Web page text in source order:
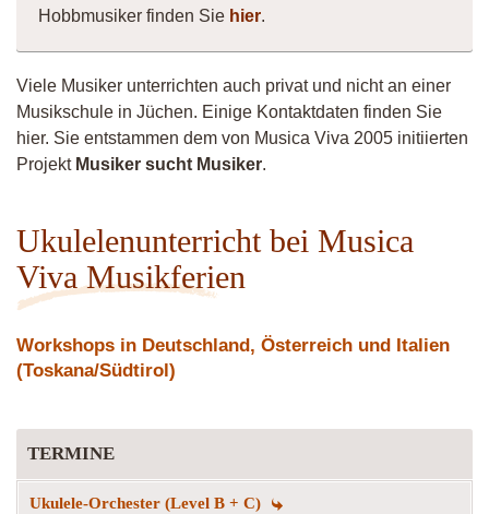
Hobbmusiker finden Sie hier.
Viele Musiker unterrichten auch privat und nicht an einer
Musikschule in Jüchen. Einige Kontaktdaten finden Sie
hier. Sie entstammen dem von Musica Viva 2005 initiierten
Projekt Musiker sucht Musiker.
Ukulelenunterricht bei Musica
Viva Musikferien
Workshops in Deutschland, Österreich und Italien
(Toskana/Südtirol)
TERMINE
Ukulele-Orchester (Level B + C)